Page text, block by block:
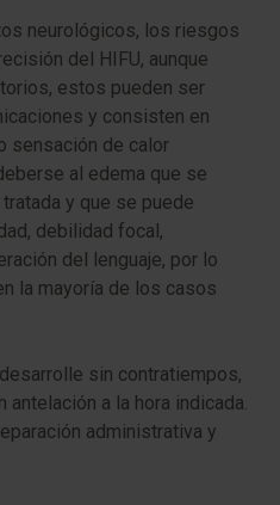
neurológicos, los riesgos
del HIFU, aunque
estos pueden ser
y consisten en
sensación de calor
al edema que se
y que se puede
debilidad focal,
del lenguaje, por lo
la mayoría de los casos
sin contratiempos,
a la hora indicada.
administrativa y